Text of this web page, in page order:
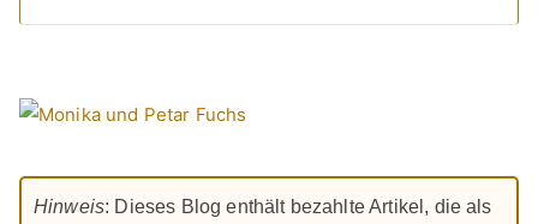
Hinweis: Dieses Blog enthält bezahlte Artikel, die als